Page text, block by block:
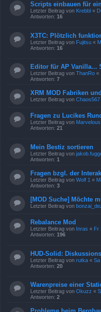
Scripts einbauen für
Letzter Beitrag von Krebbl «
Antworten: 16
X3TC: Plötzlich
Letzter Beitrag von Fujitsu «
Antworten: 16
Editor für AP Vanilla...
Letzter Beitrag von ThanRo «
Antworten: 7
XRM MOD Fabriken
Letzter Beitrag von Chaos567
Fragen zu Lucikes
Letzter Beitrag von Marvelous
Antworten: 21
Mein Bestiz sortieren
Letzter Beitrag von
Antworten: 1
Fragen bzgl. der
Letzter Beitrag von Wolf 1 «
Antworten: 3
[MOD Suche] Möchte
Letzter Beitrag von
Rebalance Mod
Letzter Beitrag von Inras « Fr
Antworten: 196
HUD-Solid:
Letzter Beitrag von rutka « Sa
Antworten: 20
Warenpreise einer
Letzter Beitrag von Okuzz «
Antworten: 2